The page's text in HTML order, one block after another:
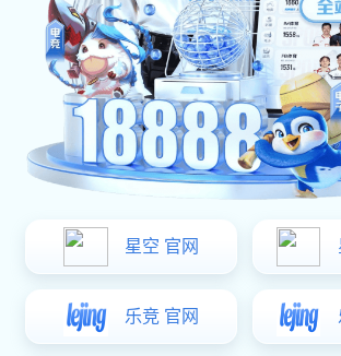
精密系列 哥伽奥系列
德高系列
尼龙系列 锌合金系列
304不锈钢